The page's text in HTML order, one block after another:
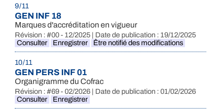
9 / 11
GEN INF 18
Marques d'accréditation en vigueur
Révision : #00 - 12/2025 | Date de publication : 19/12/2025
Consulter
Enregistrer Être notifié des modifications
10 / 11
GEN PERS INF 01
Organigramme du Cofrac
Révision : #69 - 02/2026 | Date de publication : 01/02/2026
Consulter
Enregistrer